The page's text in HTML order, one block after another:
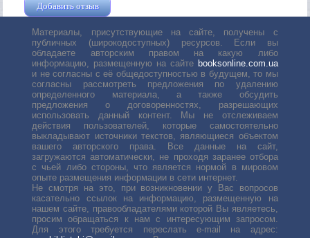
Добавить отзыв
Материалы, присутствующие на сайте, получены с
публичных (широкодоступных) ресурсов. Если вы
обладаете авторским правом на какую либо
информацию, размещенную на сайте booksonline.com.ua
и не согласны с её общедоступностью в будущем, то мы
согласны рассмотреть предложения по удалению
определенного материала, а также обсудить
предложения о договоренностях, разрешающих
использовать данный контент. Мы не отслеживаем
действия пользователей, которые самостоятельно
выкладывают источники текстов, являющиеся объектом
вашего авторского права. Все данные на сайт,
загружаются автоматически, не проходя заранее отбора
с чьей либо стороны, что является нормой в мировом
опыте размещения информации в сети интернет.
Не смотря на это, при возникновении у Вас вопросов
касательно ссылок на информацию, размещенную на
нашем сайте, правообладателями которой Вы являетесь,
просим обращаться к нам с интересующим запросом.
Для этого требуется переслать е-mail на адрес: